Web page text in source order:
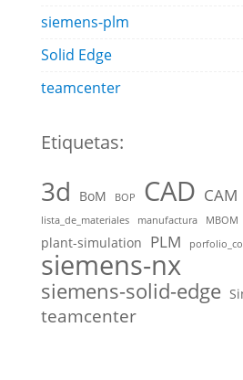
siemens-plm
Solid Edge
teamcenter
Etiquetas:
3d BoM BOP CAD CAM
lista_de_materiales
manufactura MBOM
plant-simulation PLM
siemens-nx
siemens-solid-edge
teamcenter